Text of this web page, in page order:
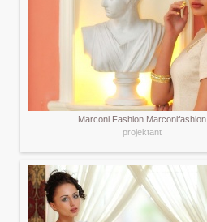
Marconi Fashion Marconifashion
projektant